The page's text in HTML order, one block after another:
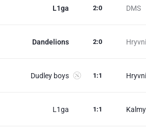
L1ga DMS
2:0
Dandelions 2:0
Dudley boys 1 :1
L1ga 1 :1